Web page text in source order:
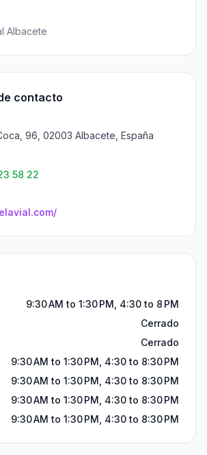
Albacete
contacto
96, 02003 Albacete, España
58 22
9:30 AM to 1:30 PM, 4:30 to 8 PM
Cerrado
Cerrado
9:30 AM to 1:30 PM, 4:30 to 8:30 PM
9:30 AM to 1:30 PM, 4:30 to 8:30 PM
9:30 AM to 1:30 PM, 4:30 to 8:30 PM
9:30 AM to 1:30 PM, 4:30 to 8:30 PM